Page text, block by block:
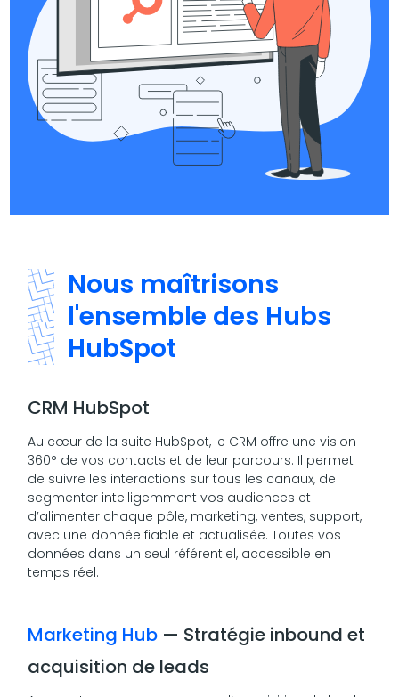
Nous maîtrisons
l'ensemble des Hubs
HubSpot
CRM HubSpot
Au cœur de la suite HubSpot, le CRM offre une vision
360° de vos contacts et de leur parcours. Il permet
de suivre les interactions sur tous les canaux, de
segmenter intelligemment vos audiences et
d’alimenter chaque pôle, marketing, ventes, support,
avec une donnée fiable et actualisée. Toutes vos
données dans un seul référentiel, accessible en
temps réel.
Marketing Hub — Stratégie inbound et
acquisition de leads